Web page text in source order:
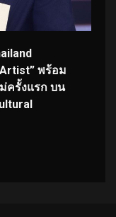
พร้อม
ม่ครั้งแรก บน